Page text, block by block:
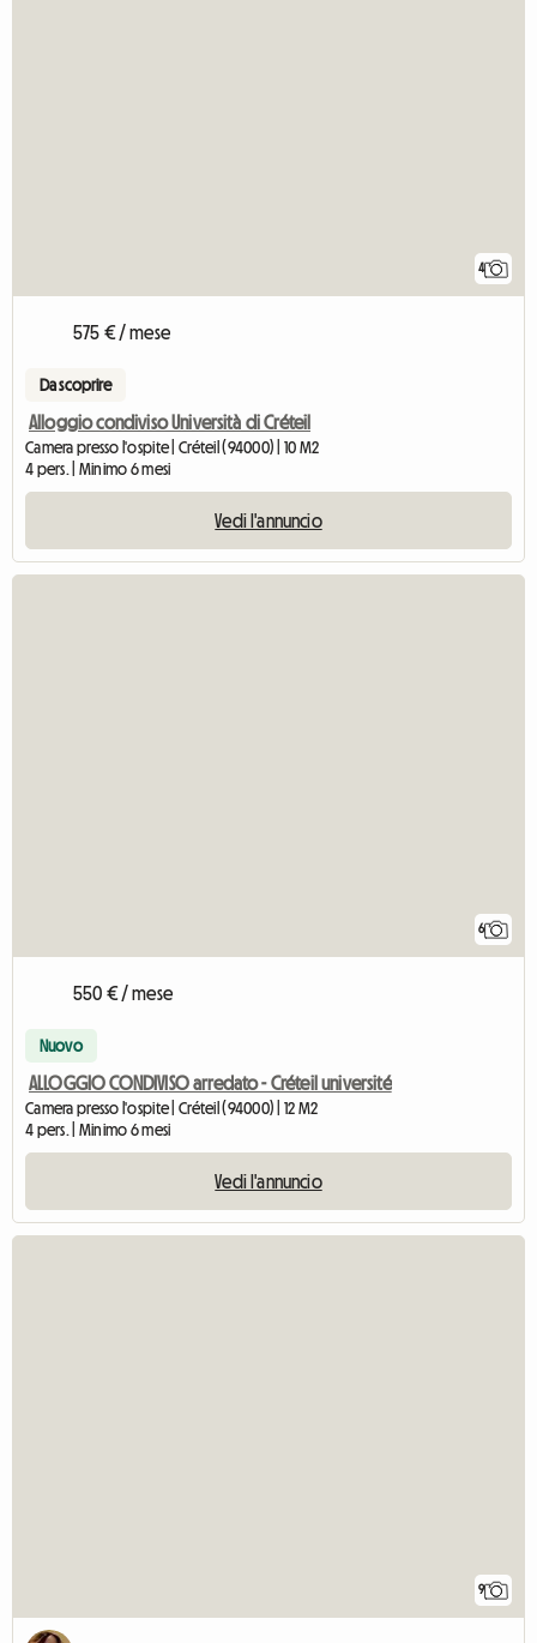
4
575 € / mese
Da scoprire
Alloggio condiviso Università di Créteil
Camera presso l'ospite | Créteil (94000) | 10 M2
4 pers. | Minimo 6 mesi
Vedi l'annuncio
6
550 € / mese
Nuovo
ALLOGGIO CONDIVISO arredato - Créteil université
Camera presso l'ospite | Créteil (94000) | 12 M2
4 pers. | Minimo 6 mesi
Vedi l'annuncio
9